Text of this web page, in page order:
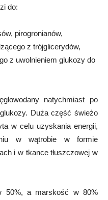
do:
pirogronianów,
z trójglicerydów,
z uwolnieniem glukozy do
natychmiast po
Duża część świeżo
w celu uzyskania energii,
w wątrobie w formie
i w tkance tłuszczowej w
50%, a marskość w 80%